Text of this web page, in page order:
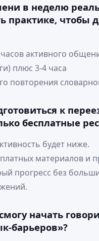
в неделю
практике, чтобы
активного
плюс 3‑4 часа
повторения
к
бесплатные
будет ниже.
материалов и
прогресс без
начать